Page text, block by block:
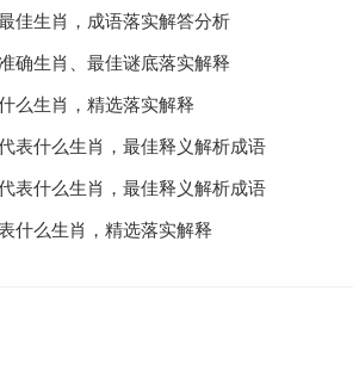
佳生肖，成语落实解答分析
确生肖、最佳谜底落实解释
么生肖，精选落实解释
表什么生肖，最佳释义解析成语
表什么生肖，最佳释义解析成语
什么生肖，精选落实解释